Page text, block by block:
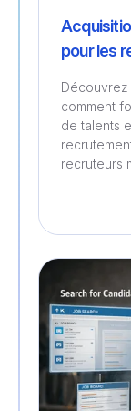
pour les
comment
de talents
recruteurs